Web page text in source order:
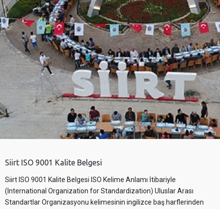
Siirt ISO 9001 Kalite Belgesi
Siirt ISO 9001 Kalite Belgesi ISO Kelime Anlamı İtibariyle
(International Organization for Standardization) Uluslar Arası
Standartlar Organizasyonu kelimesinin ingilizce baş harflerinden